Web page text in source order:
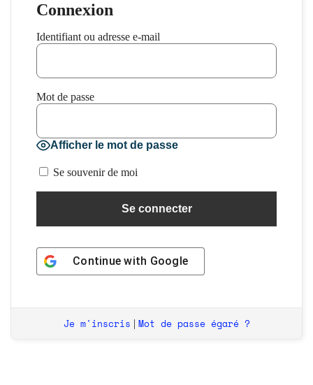
Connexion
Identifiant ou adresse e-mail
Mot de passe
Afficher le mot de passe
Se souvenir de moi
Continue with Google
Je m'inscris | Mot de passe égaré ?